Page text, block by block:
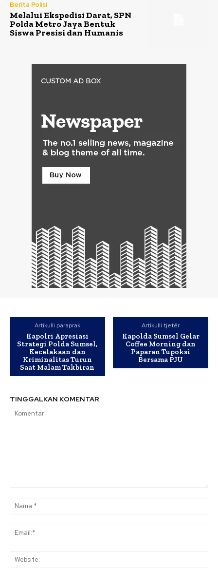
Berita Polisi
Melalui Ekspedisi Darat, SPN
Polda Metro Jaya Bentuk
Siswa Presisi dan Humanis
Artikulli paraprak
Kapolri Apresiasi
Strategi Polda Sumsel,
Kecelakaan dan
Kriminalitas Turun
Saat Malam Takbiran
Artikulli tjetër
Kapolda Sumsel Gelar
Coffee Morning dan
Paparan Tupoksi
Bersama PJU
TINGGALKAN KOMENTAR